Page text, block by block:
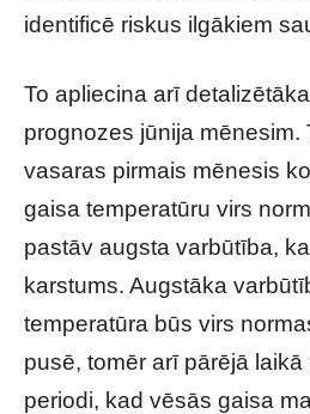
identificē riskus ilgākiem
To apliecina arī
prognozes jūnija mēnesim.
vasaras pirmais mēnesis
gaisa temperatūru virs
pastāv augsta varbūtība,
karstums. Augstāka
temperatūra būs virs
pusē, tomēr arī pārējā
periodi, kad vēsās gaisa